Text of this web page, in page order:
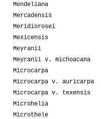
Mendeliana
Mercadensis
Meridiorosei
Mexicensis
Meyranii
Meyranii v. michoacana
Microcarpa
Microcarpa v. auricarpa
Microcarpa v. texensis
Microhelia
Microthele